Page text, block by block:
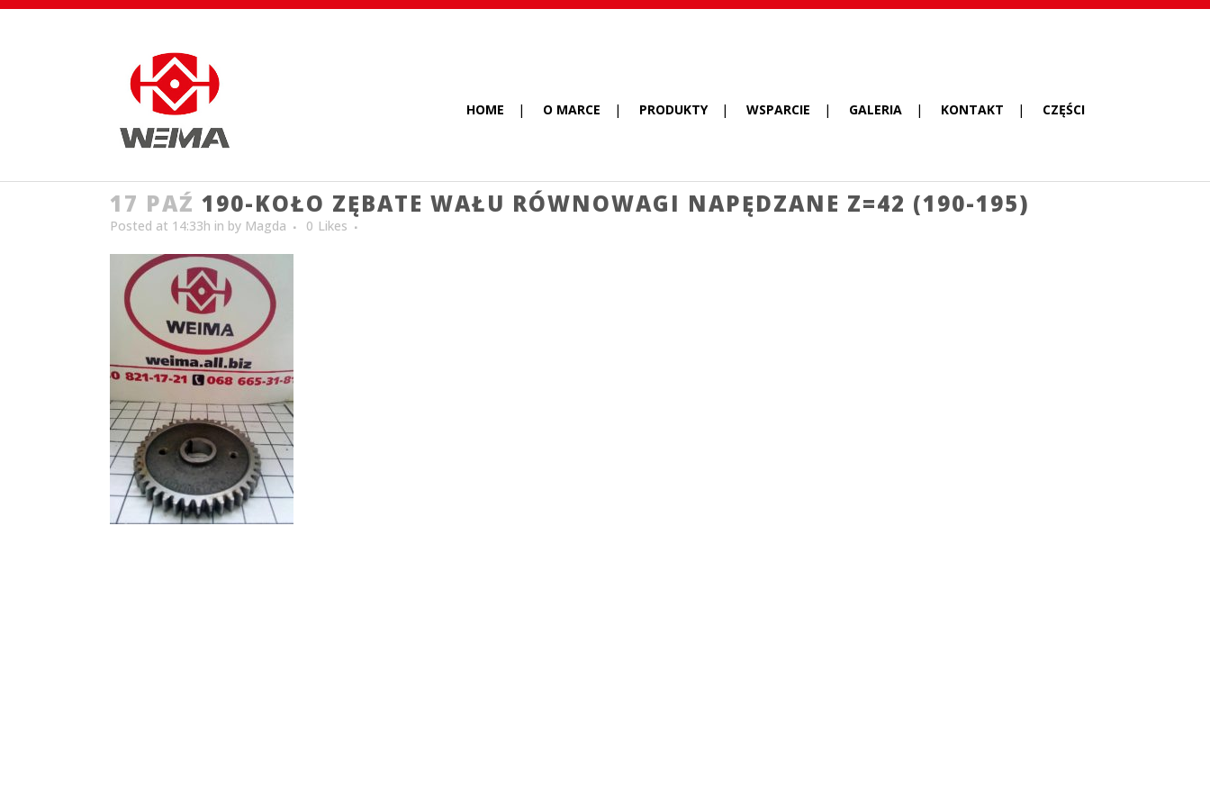
HOME O MARCE PRODUKTY WSPARCIE GALERIA KONTAKT CZĘŚCI
17 PAŹ 190-KOŁO ZĘBATE WAŁU RÓWNOWAGI NAPĘDZANE Z=42 (190-195)
Posted at 14:33h in by Magda 0 Likes